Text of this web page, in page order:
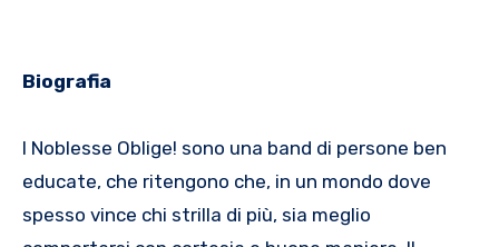
Biografia
I Noblesse Oblige! sono una band di persone ben
educate, che ritengono che, in un mondo dove
spesso vince chi strilla di più, sia meglio